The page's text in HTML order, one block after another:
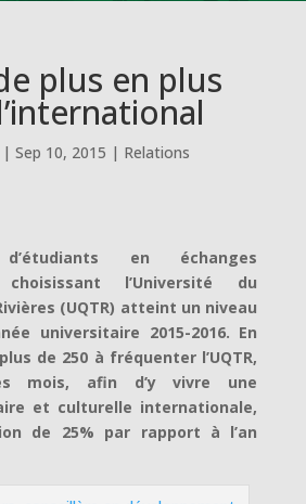
plus en plus
Sep 10, 2015 | Relations
en échanges
choisissant l’Université du
(UQTR) atteint un niveau
universitaire 2015-2016. En
de 250 à fréquenter l’UQTR,
mois, afin d’y vivre une
et culturelle internationale,
de 25% par rapport à l’an